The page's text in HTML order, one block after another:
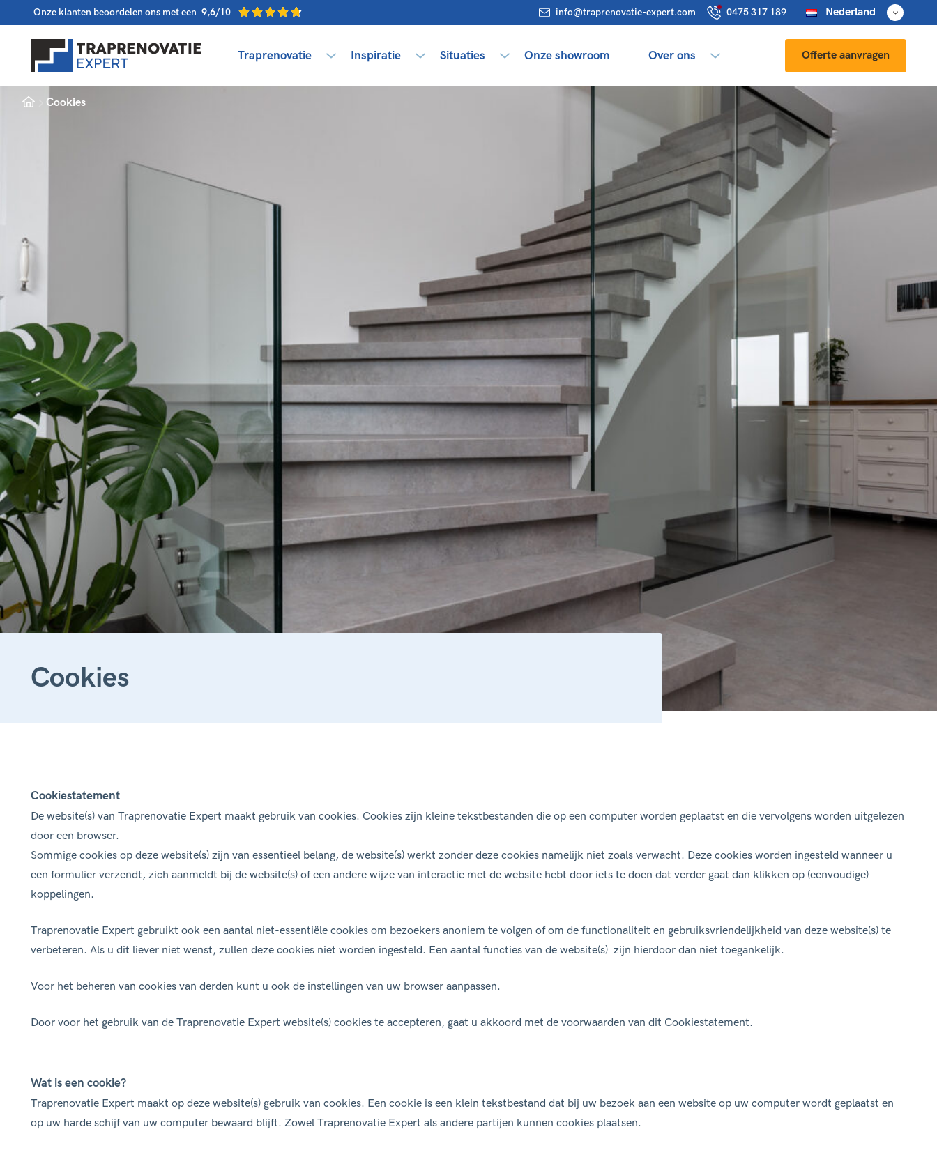
Onze klanten beoordelen ons met een 9,6/10 info@traprenovatie-expert.com 0475 317 189 Nederland
Traprenovatie Inspiratie Situaties Onze showroom Over ons Offerte aanvragen
Home
Cookies
Cookies
Cookiestatement
De website(s) van Traprenovatie Expert maakt gebruik van cookies. Cookies zijn kleine tekstbestanden die op een computer worden geplaatst en die vervolgens worden uitgelezen
door een browser.
Sommige cookies op deze website(s) zijn van essentieel belang, de website(s) werkt zonder deze cookies namelijk niet zoals verwacht. Deze cookies worden ingesteld wanneer u
een formulier verzendt, zich aanmeldt bij de website(s) of een andere wijze van interactie met de website hebt door iets te doen dat verder gaat dan klikken op (eenvoudige)
koppelingen.
Traprenovatie Expert gebruikt ook een aantal niet-essentiële cookies om bezoekers anoniem te volgen of om de functionaliteit en gebruiksvriendelijkheid van deze website(s) te
verbeteren. Als u dit liever niet wenst, zullen deze cookies niet worden ingesteld. Een aantal functies van de website(s) zijn hierdoor dan niet toegankelijk.
Voor het beheren van cookies van derden kunt u ook de instellingen van uw browser aanpassen.
Door voor het gebruik van de Traprenovatie Expert website(s) cookies te accepteren, gaat u akkoord met de voorwaarden van dit Cookiestatement.
Wat is een cookie?
Traprenovatie Expert maakt op deze website(s) gebruik van cookies. Een cookie is een klein tekstbestand dat bij uw bezoek aan een website op uw computer wordt geplaatst en
op uw harde schijf van uw computer bewaard blijft. Zowel Traprenovatie Expert als andere partijen kunnen cookies plaatsen.
Dichte trap
Een dichte trap is een trapmet
zijn tussen bijvoorbeeld twee
Open trap
Een open trap is een trap
kopstukken tussen de treden). In
Spiltrap
een centraal punt omhoog draait.